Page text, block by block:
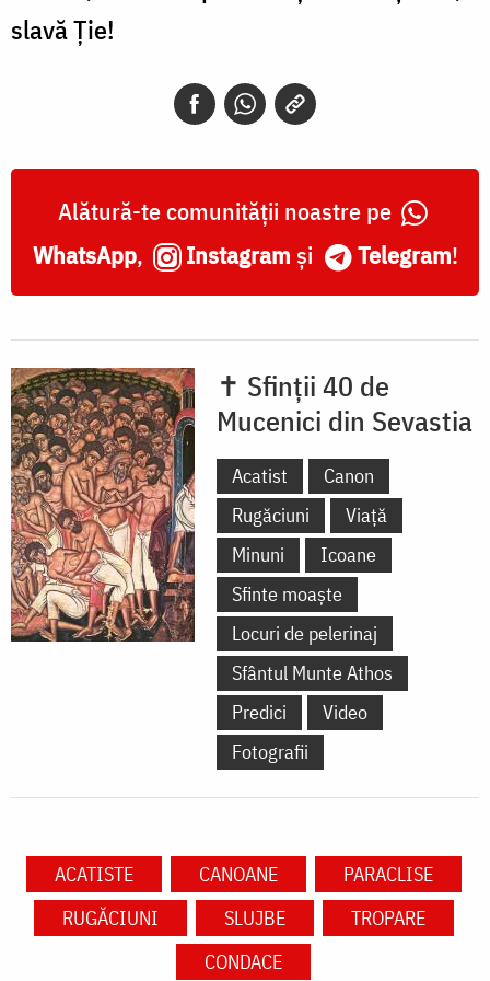
slavă Ție!
Alătură-te comunității noastre pe
WhatsApp, Instagram și Telegram!
✝ Sfinții 40 de
Mucenici din Sevastia
Acatist
Canon
Rugăciuni
Viață
Minuni
Icoane
Sfinte moaște
Locuri de pelerinaj
Sfântul Munte Athos
Predici
Video
Fotografii
ACATISTE CANOANE
PARACLISE
RUGĂCIUNI
SLUJBE
TROPARE
CONDACE